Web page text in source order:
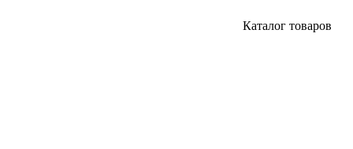
Каталог товаров